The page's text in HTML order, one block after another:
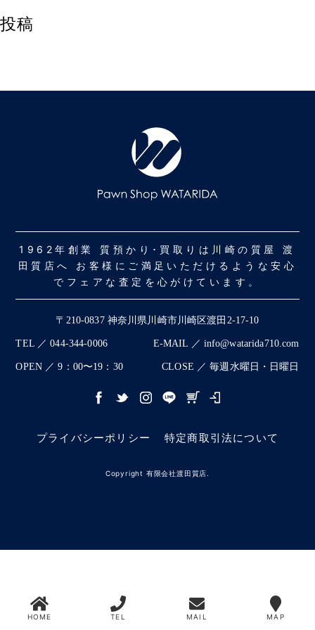
投稿
1962年創業 質預かり･買取りは川崎の質屋 渡
田質店へ お客様にご満足いただけるような安心
でフェアな査定を心がけています。
〒210-0837 神奈川県川崎市川崎区渡田2-17-10
TEL ／ 044-344-0006 E-MAIL ／ info@watarida710.com
OPEN ／ 9：00〜19：30 CLOSE ／ 毎週水曜日・日曜日
プライバシーポリシー 特定商取引法について
Copyright 有限会社渡田質店.
HOME TEL MAIL MAP